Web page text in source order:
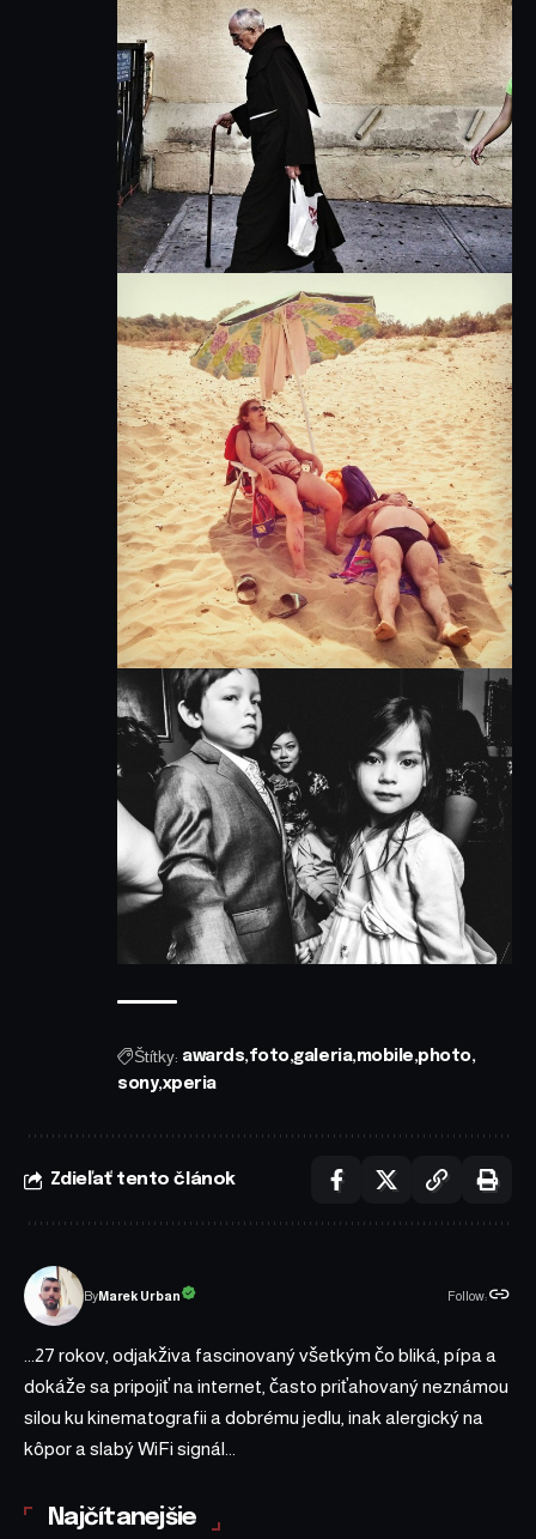
Štítky: awards foto galeria mobile photo
sony xperia
Zdieľať tento článok
ByMarek Urban Follow:
...27 rokov, odjakživa fascinovaný všetkým čo bliká, pípa a
dokáže sa pripojiť na internet, často priťahovaný neznámou
silou ku kinematografii a dobrému jedlu, inak alergický na
kôpor a slabý WiFi signál...
Najčítanejšie